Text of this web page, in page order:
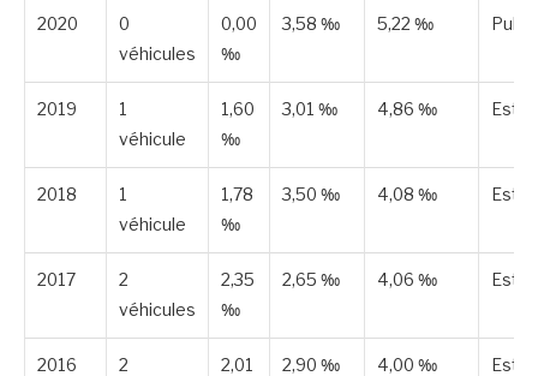
2020
0
véhicules
0,00
‰
3,58 ‰ 5,22 ‰
2019
1
véhicule
1,60
‰
3,01 ‰ 4,86 ‰
2018
1
véhicule
1,78
‰
3,50 ‰ 4,08 ‰
2017
2
véhicules
2,35
‰
2,65 ‰ 4,06 ‰
2016
2
2,01
2,90 ‰ 4,00 ‰